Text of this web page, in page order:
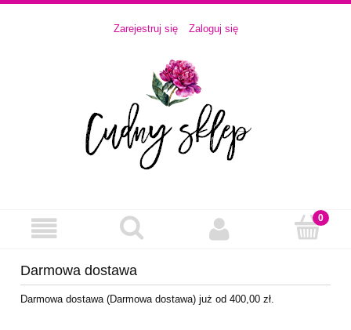
Zarejestruj się Zaloguj się
Darmowa dostawa
Darmowa dostawa (Darmowa dostawa) już od 400,00 zł.